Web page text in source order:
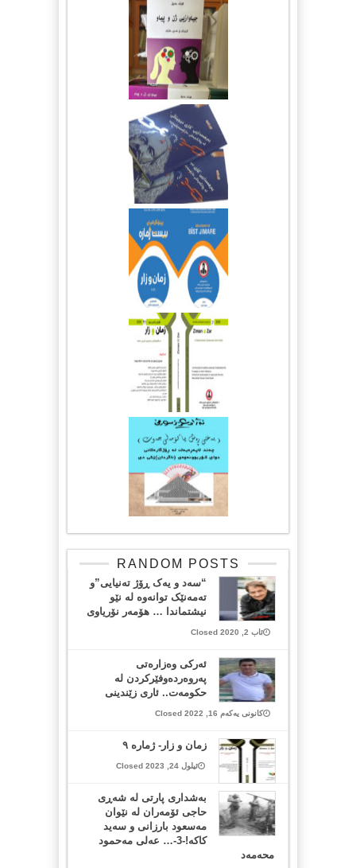
RANDOM POSTS
“سەد و یەک ڕۆژ تەنیایی”و
تەمەنێک توانەوە لە نێو
نیشتماندا … هۆمەر نۆریاوی
ئاب 2, 2020 Closed
ئەرکى وەزارەتى
پەروەردەوفێرکردن لە
حکومەت.. ئارى زێندینى
کانونی یەکەم 16, 2022 Closed
زمان و زار- ژمارە ٩
ئیلول 24, 2023 Closed
بەشداری پارتی لە شەڕی
حاجی ئۆمەران لە نێوان
مەسعود بارزانی و سەید
كاكە!-3-… عەلی مەحمود
محەمەد